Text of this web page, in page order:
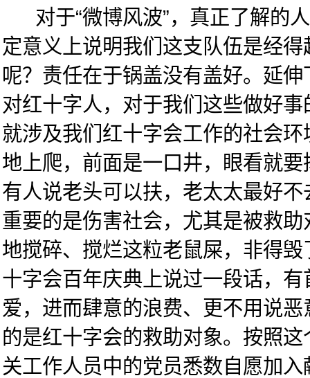
对于“微博风波”，真正了解的人
定意义上说明我们这支队伍是经
呢？责任在于锅盖没有盖好。延
对红十字人，对于我们这些做好
就涉及我们红十字会工作的社会
地上爬，前面是一口井，眼看就
有人说老头可以扶，老太太最好
重要的是伤害社会，尤其是被救
地搅碎、搅烂这粒老鼠屎，非得
十字会百年庆典上说过一段话，
爱，进而肆意的浪费、更不用说
的是红十字会的救助对象。按照
关工作人员中的党员悉数自愿加